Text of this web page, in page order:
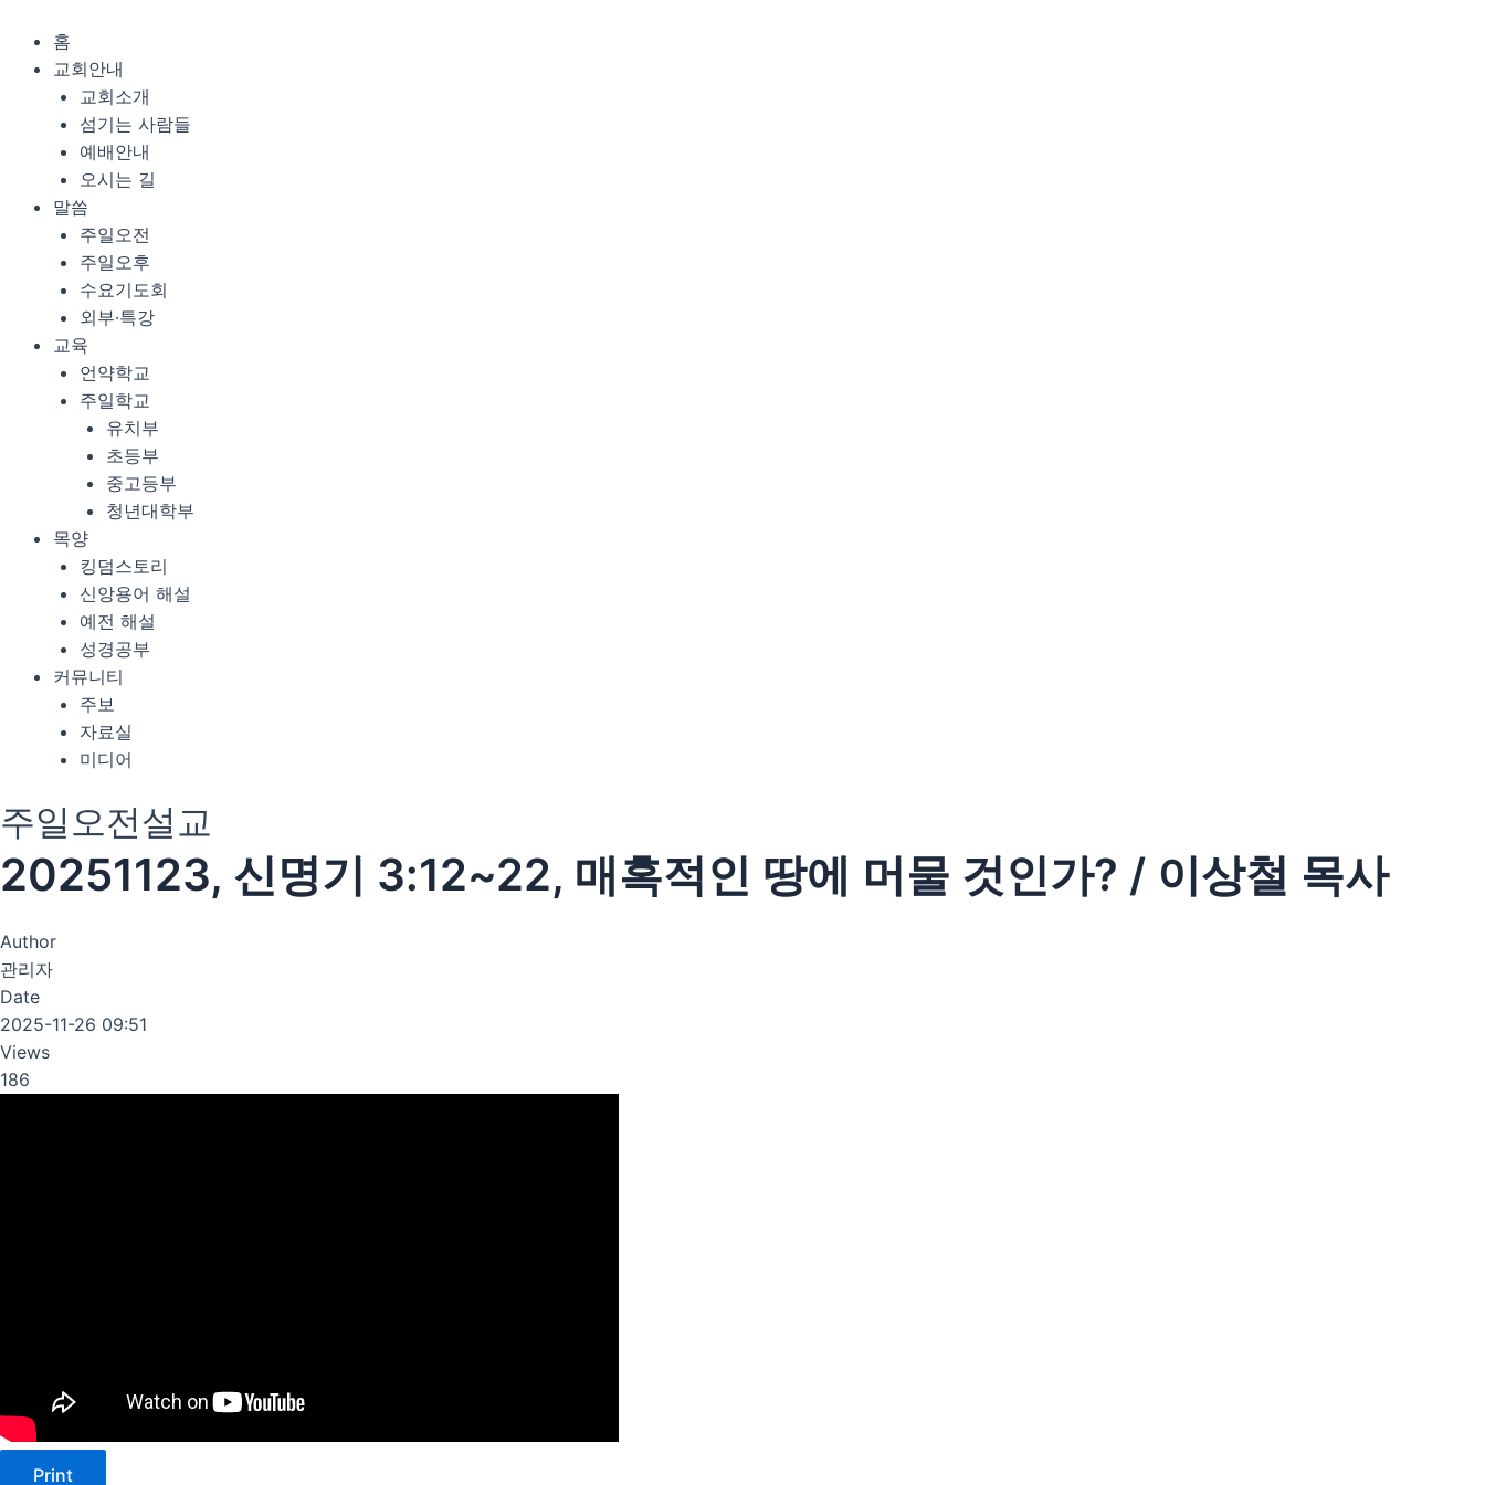
홈
교회안내
교회소개
섬기는 사람들
예배안내
오시는 길
말씀
주일오전
주일오후
수요기도회
외부·특강
교육
언약학교
주일학교
유치부
초등부
중고등부
청년대학부
목양
킹덤스토리
신앙용어 해설
예전 해설
성경공부
커뮤니티
주보
자료실
미디어
주일오전설교
20251123, 신명기 3:12~22, 매혹적인 땅에 머물 것인가? / 이상철 목사
Author
관리자
Date
2025-11-26 09:51
Views
186
Print